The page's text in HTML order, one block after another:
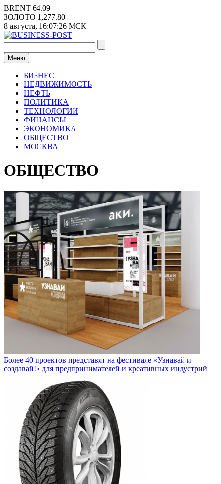
Перейти
к
содержимому
BRENT 64.09
ЗОЛОТО 1,277.80
8 августа, 16:07:27 МСК
Меню
БИЗНЕС
НЕДВИЖИМОСТЬ
НЕФТЬ
ПОЛИТИКА
ТЕХНОЛОГИИ
ФИНАНСЫ
ЭКОНОМИКА
ОБЩЕСТВО
МОСКВА
ОБЩЕСТВО
Более 40 проектов представят на фестивале «Узнавай и
создавай!» для предпринимателей и креативных индустрий